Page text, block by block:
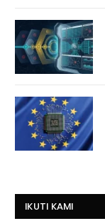
IKUTI KAMI